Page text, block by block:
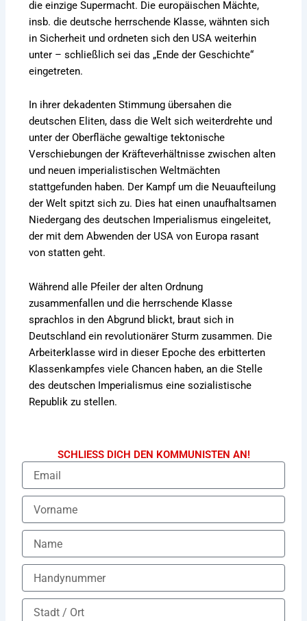
die einzige Supermacht. Die europäischen Mächte,
insb. die deutsche herrschende Klasse, wähnten sich
in Sicherheit und ordneten sich den USA weiterhin
unter – schließlich sei das „Ende der Geschichte“
eingetreten.
In ihrer dekadenten Stimmung übersahen die
deutschen Eliten, dass die Welt sich weiterdrehte und
unter der Oberfläche gewaltige tektonische
Verschiebungen der Kräfteverhältnisse zwischen alten
und neuen imperialistischen Weltmächten
stattgefunden haben. Der Kampf um die Neuaufteilung
der Welt spitzt sich zu. Dies hat einen unaufhaltsamen
Niedergang des deutschen Imperialismus eingeleitet,
der mit dem Abwenden der USA von Europa rasant
von statten geht.
Während alle Pfeiler der alten Ordnung
zusammenfallen und die herrschende Klasse
sprachlos in den Abgrund blickt, braut sich in
Deutschland ein revolutionärer Sturm zusammen. Die
Arbeiterklasse wird in dieser Epoche des erbitterten
Klassenkampfes viele Chancen haben, an die Stelle
des deutschen Imperialismus eine sozialistische
Republik zu stellen.
SCHLIESS DICH DEN KOMMUNISTEN AN!